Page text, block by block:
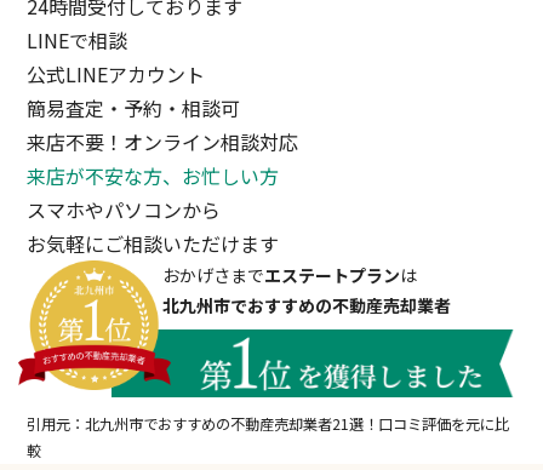
24時間受付しております
LINEで相談
公式LINEアカウント
簡易査定・予約・相談可
来店不要！オンライン相談対応
来店が不安な方、お忙しい方
スマホやパソコンから
お気軽にご相談いただけます
おかげさまでエステートプランは
北九州市でおすすめの不動産売却業者
引用元：北九州市でおすすめの不動産売却業者21選！口コミ評価を元に比
較